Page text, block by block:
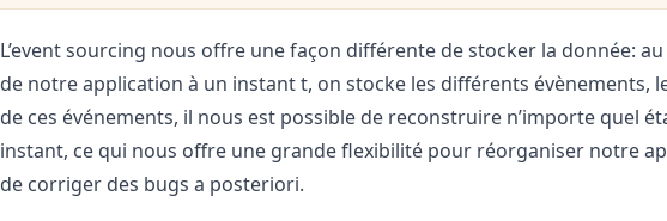
L’event sourcing nous offre une façon différente de stocker la donnée:
de notre application à un instant t, on stocke les différents évènements,
de ces événements, il nous est possible de reconstruire n’importe quel
instant, ce qui nous offre une grande flexibilité pour réorganiser notre
de corriger des bugs a posteriori.